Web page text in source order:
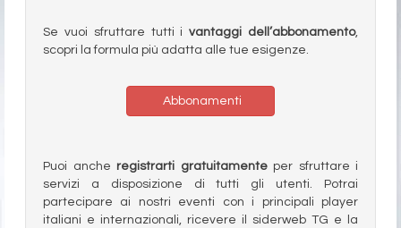
Se vuoi sfruttare tutti ivantaggi dell’abbonamento,
scopri la formula più adatta alle tue esigenze.
Abbonamenti
Puoi anche registrarti gratuitamenteper sfruttare i
servizi a disposizione di tutti gli utenti. Potrai
partecipare ai nostri eventi con i principali player
italiani e internazionali, ricevere il siderweb TG e la